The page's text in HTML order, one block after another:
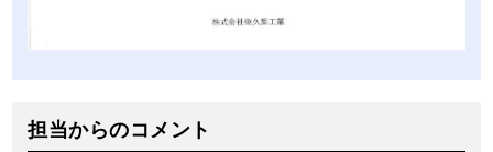
担当からのコメント